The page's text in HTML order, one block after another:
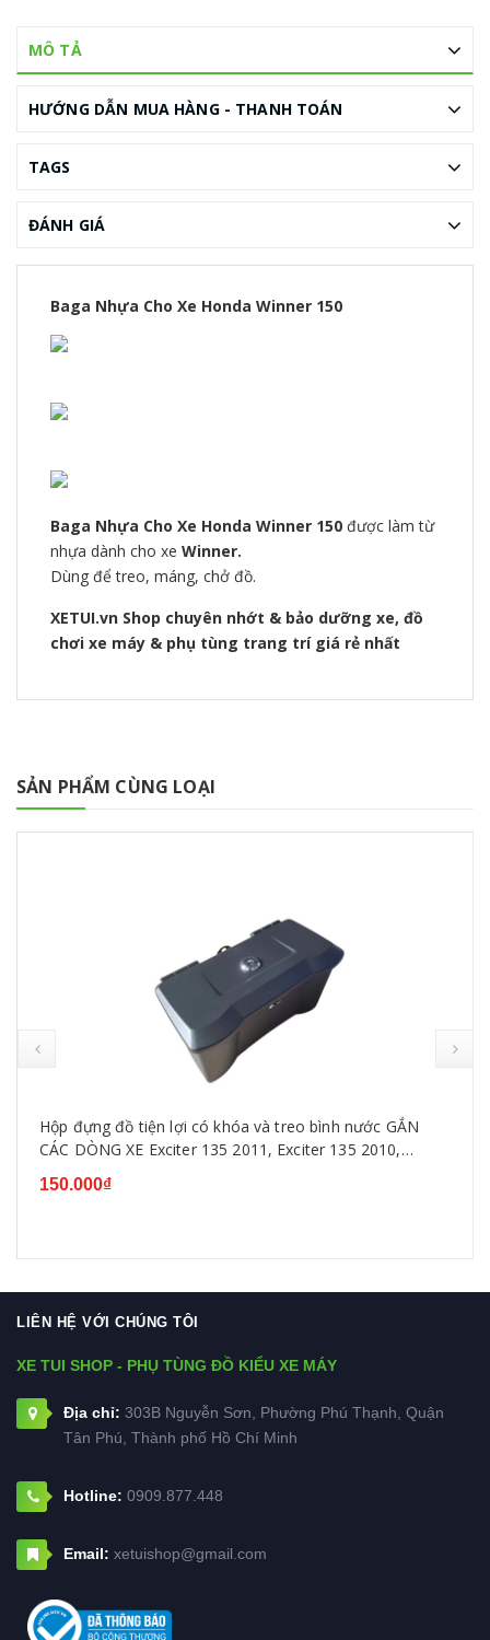
MÔ TẢ
HƯỚNG DẪN MUA HÀNG - THANH TOÁN
TAGS
ĐÁNH GIÁ
Baga Nhựa Cho Xe Honda Winner 150
Baga Nhựa Cho Xe Honda Winner 150 được làm từ
nhựa dành cho xe Winner.
Dùng để treo, máng, chở đồ.
XETUI.vn Shop chuyên nhớt & bảo dưỡng xe, đồ
chơi xe máy & phụ tùng trang trí giá rẻ nhất
SẢN PHẨM CÙNG LOẠI
Hộp đựng đồ tiện lợi có khóa và treo bình nước GẮN
CÁC DÒNG XE Exciter 135 2011, Exciter 135 2010,
Exciter 150,WINNER ,SIRIUS, WAVE...
150.000₫
LIÊN HỆ VỚI CHÚNG TÔI
XE TUI SHOP - PHỤ TÙNG ĐỒ KIỂU XE MÁY
Địa chỉ: 303B Nguyễn Sơn, Phường Phú Thạnh, Quận
Tân Phú, Thành phố Hồ Chí Minh
Hotline: 0909.877.448
Email: xetuishop@gmail.com